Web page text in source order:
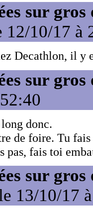
sur
10/17 à
Decathlon, il y
sur
donc.
de foire. Tu
pas, fais toi
sur
13/10/17